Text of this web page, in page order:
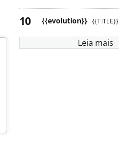
{{evolution}} {{TITLE}}
Leia mais